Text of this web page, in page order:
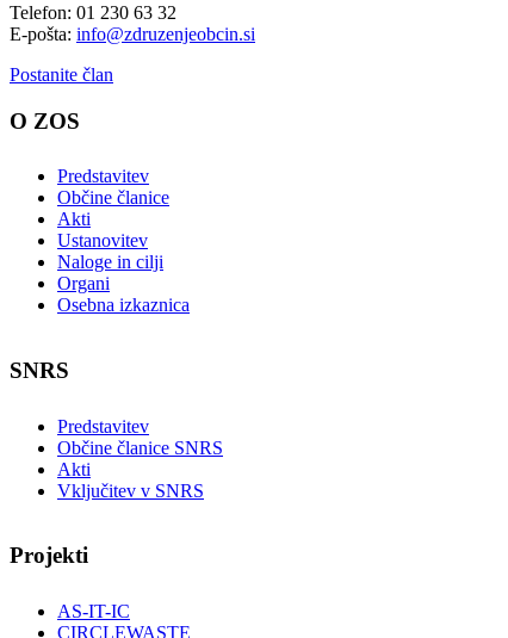
Telefon: 01 230 63 32
E-pošta: info@zdruzenjeobcin.si
Postanite član
O ZOS
Predstavitev
Občine članice
Akti
Ustanovitev
Naloge in cilji
Organi
Osebna izkaznica
SNRS
Predstavitev
Občine članice SNRS
Akti
Vključitev v SNRS
Projekti
AS-IT-IC
CIRCLEWASTE